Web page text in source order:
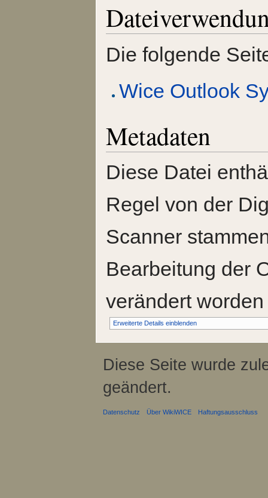
Die folgende
Wice Outlook
Metadaten
Diese Datei
Regel von der
Scanner
Bearbeitung der
verändert
Erweiterte Details einblenden
Diese Seite wurde
geändert.
Datenschutz Über WikiWICE Haftungsausschluss